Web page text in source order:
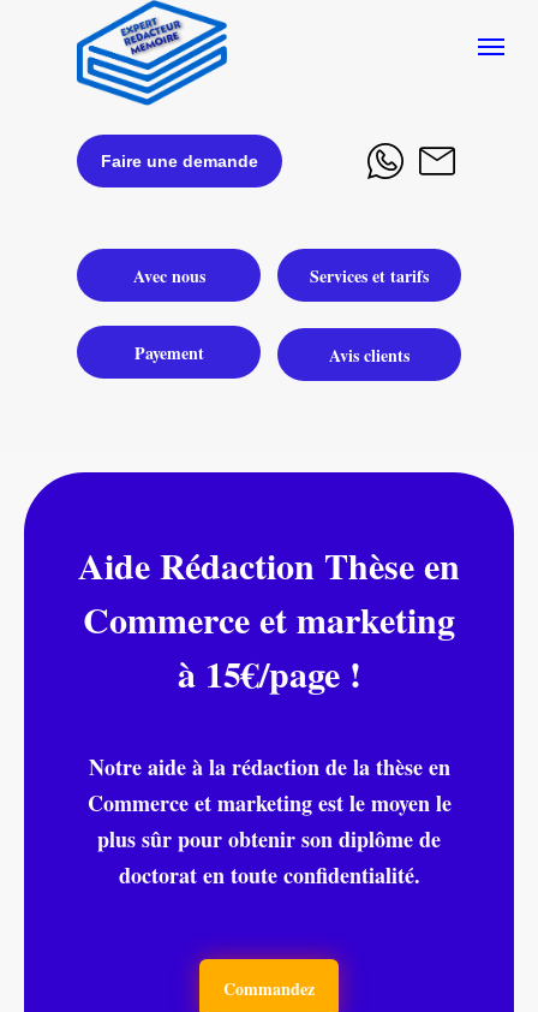
Avec nous Services et tarifs
Payement Avis clients
Faire une demande
Aide Rédaction Thèse en
Commerce et marketing
à 15€/page !
Notre aide à la rédaction de la thèse en
Commerce et marketing est le moyen le
plus sûr pour obtenir son diplôme de
doctorat en toute confidentialité.
Commandez